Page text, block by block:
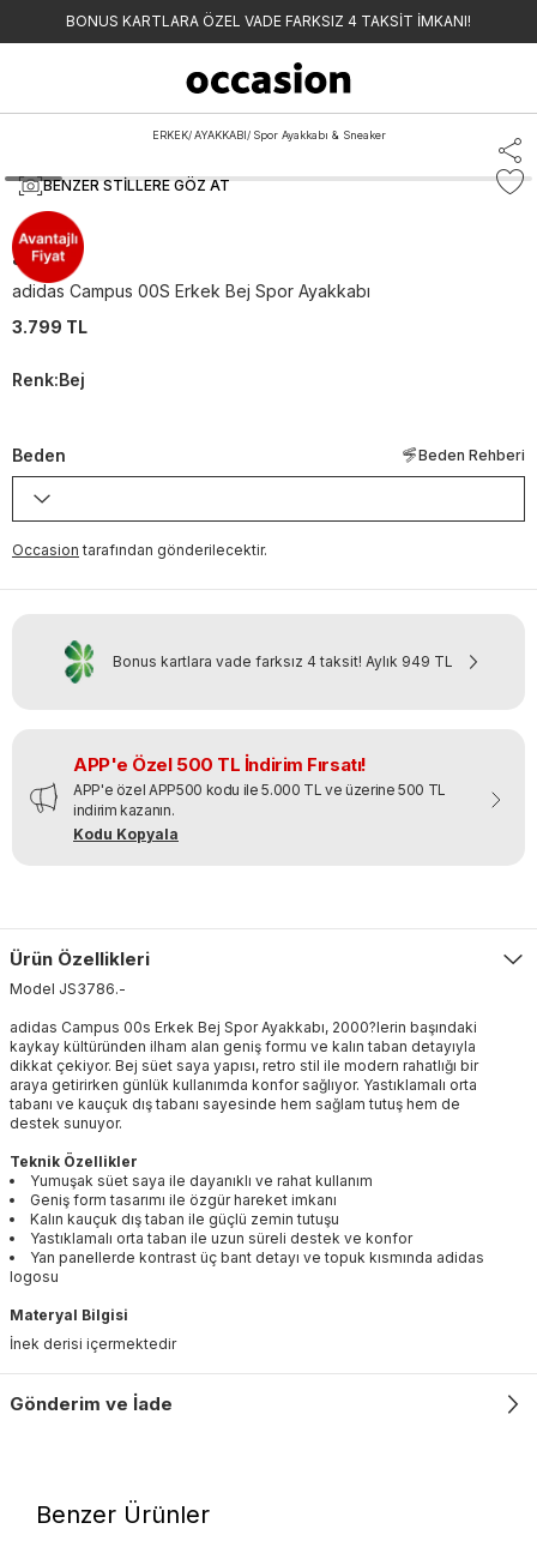
BONUS KARTLARA ÖZEL VADE FARKSIZ 4 TAKSİT İMKANI!
ERKEK/ AYAKKABI/ Spor Ayakkabı & Sneaker
BENZER STILLERE GÖZ AT
adidas
adidas Campus 00S Erkek Bej Spor Ayakkabı
3.799 TL
Renk:Bej
Beden Beden Rehberi
Occasion tarafından gönderilecektir.
Bonus kartlara vade farksız 4 taksit! Aylık 949 TL
APP'e Özel 500 TL İndirim Fırsatı!
APP'e özel APP500 kodu ile 5.000 TL ve üzerine 500 TL
indirim kazanın.
Kodu Kopyala
Ürün Özellikleri
Model JS3786.-
adidas Campus 00s Erkek Bej Spor Ayakkabı, 2000?lerin başındaki
kaykay kültüründen ilham alan geniş formu ve kalın taban detayıyla
dikkat çekiyor. Bej süet saya yapısı, retro stil ile modern rahatlığı bir
araya getirirken günlük kullanımda konfor sağlıyor. Yastıklamalı orta
tabanı ve kauçuk dış tabanı sayesinde hem sağlam tutuş hem de
destek sunuyor.
Teknik Özellikler
Yumuşak süet saya ile dayanıklı ve rahat kullanım
Geniş form tasarımı ile özgür hareket imkanı
Kalın kauçuk dış taban ile güçlü zemin tutuşu
Yastıklamalı orta taban ile uzun süreli destek ve konfor
Yan panellerde kontrast üç bant detayı ve topuk kısmında adidas
logosu
Materyal Bilgisi
İnek derisi içermektedir
Gönderim ve İade
Benzer Ürünler